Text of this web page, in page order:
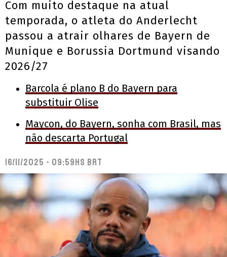
Com muito destaque na atual
temporada, o atleta do Anderlecht
passou a atrair olhares de Bayern de
Munique e Borussia Dortmund visando
2026/27
Barcola é plano B do Bayern para
substituir Olise
Maycon, do Bayern, sonha com Brasil, mas
não descarta Portugal
16/11/2025 - 09:59hs BRT